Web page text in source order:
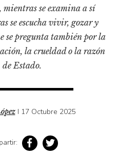
mientras se examina a sí
se escucha vivir, gozar y
se pregunta también por la
la crueldad o la razón
de Estado.
I 17 Octubre 2025